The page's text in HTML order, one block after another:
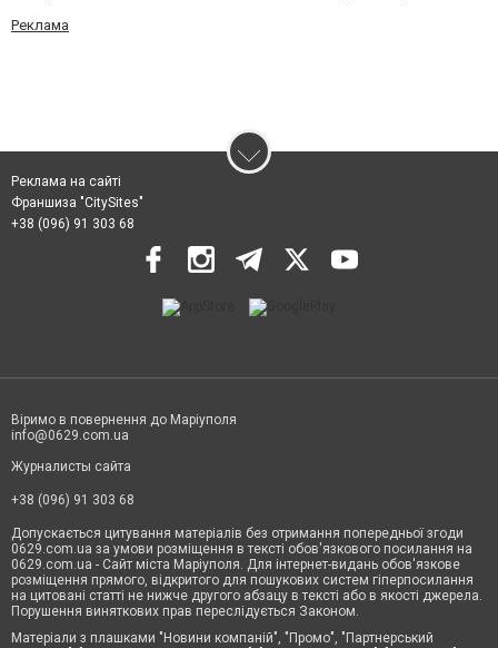
Реклама
Реклама на сайті
Франшиза "CitySites"
+38 (096) 91 303 68
Віримо в повернення до Маріуполя
info@0629.com.ua
Журналисты сайта
+38 (096) 91 303 68
Допускається цитування матеріалів без отримання попередньої згоди
0629.com.ua за умови розміщення в тексті обов'язкового посилання на
0629.com.ua - Сайт міста Маріуполя. Для інтернет-видань обов'язкове
розміщення прямого, відкритого для пошукових систем гіперпосилання
на цитовані статті не нижче другого абзацу в тексті або в якості джерела.
Порушення виняткових прав переслідується Законом.
Матеріали з плашками "Новини компаній", "Промо", "Партнерський